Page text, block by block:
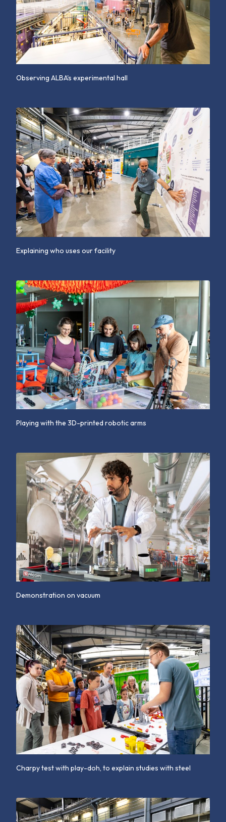
Observing ALBA's experimental hall
Explaining who uses our facility
Playing with the 3D-printed robotic arms
Demonstration on vacuum
Charpy test with play-doh, to explain studies with steel